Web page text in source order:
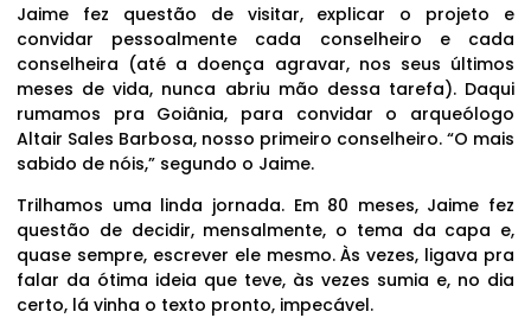
Jaime fez questão de visitar, explicar o projeto e
convidar pessoalmente cada conselheiro e cada
conselheira (até a doença agravar, nos seus últimos
meses de vida, nunca abriu mão dessa tarefa). Daqui
rumamos pra Goiânia, para convidar o arqueólogo
Altair Sales Barbosa, nosso primeiro conselheiro. “O mais
sabido de nóis,” segundo o Jaime.
Trilhamos uma linda jornada. Em 80 meses, Jaime fez
questão de decidir, mensalmente, o tema da capa e,
quase sempre, escrever ele mesmo. Às vezes, ligava pra
falar da ótima ideia que teve, às vezes sumia e, no dia
certo, lá vinha o texto pronto, impecável.